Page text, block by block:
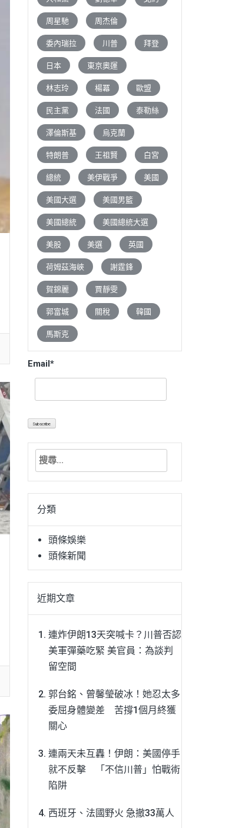
周星馳 周杰倫
委內瑞拉 川普 拜登
日本 東京奧運
林志玲 楊冪 歐盟
民主黨 法國 泰勒絲
澤倫斯基 烏克蘭
特朗普 王祖賢 白宮
總統 美伊戰爭 美國
美國大選 美國男籃
美國總統 美國總統大選
美股 美選 英國
荷姆茲海峽 謝霆鋒
賀錦麗 賈靜雯
郭富城 關稅 韓國
馬斯克
Email*
搜
關
字:分類
頭條娛樂
頭條新聞
近期文章
連炸伊朗13天突喊卡？川普否認
美軍彈藥吃緊 美官員：為談判
留空間
郭台銘、曾馨瑩破冰！她忍太多
委屈身體變差 苦撐1個月終獲
關心
連兩天未互轟！伊朗：美國停手
就不反擊 「不信川普」怕戰術
陷阱
西班牙、法國野火 急撤33萬人